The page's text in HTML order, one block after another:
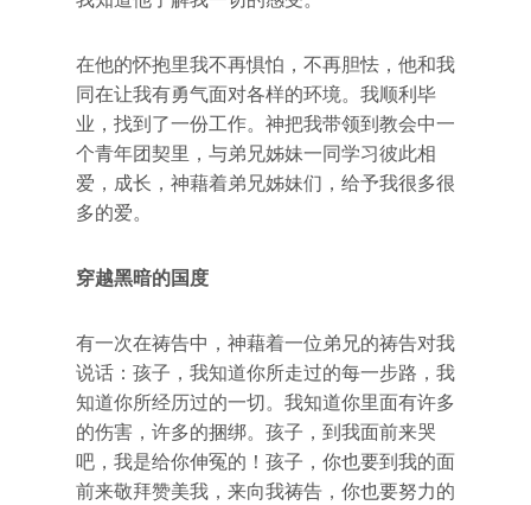
在他的怀抱里我不再惧怕，不再胆怯，他和我
同在让我有勇气面对各样的环境。我顺利毕
业，找到了一份工作。神把我带领到教会中一
个青年团契里，与弟兄姊妹一同学习彼此相
爱，成长，神藉着弟兄姊妹们，给予我很多很
多的爱。
穿越黑暗的国度
有一次在祷告中，神藉着一位弟兄的祷告对我
说话：孩子，我知道你所走过的每一步路，我
知道你所经历过的一切。我知道你里面有许多
的伤害，许多的捆绑。孩子，到我面前来哭
吧，我是给你伸冤的！孩子，你也要到我的面
前来敬拜赞美我，来向我祷告，你也要努力的